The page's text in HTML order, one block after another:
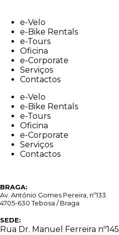
contente-Velo
e-Bike Rentals
e-Tours
Oficina
e-Corporate
Serviços
Contactos
e-Velo
e-Bike Rentals
e-Tours
Oficina
e-Corporate
Serviços
Contactos
BRAGA:
Av. António Gomes Pereira, nº133
4705-630 Tebosa / Braga
SEDE:
Rua Dr. Manuel Ferreira nº145